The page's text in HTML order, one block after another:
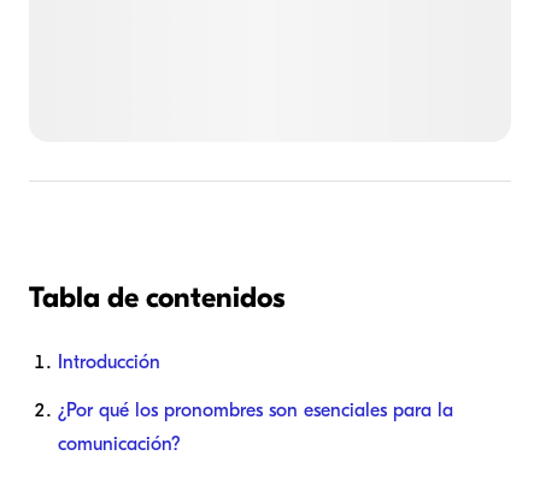
Tabla de contenidos
Introducción
¿Por qué los pronombres son esenciales para la
comunicación?